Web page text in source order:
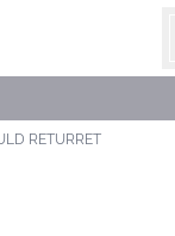
RETURRET